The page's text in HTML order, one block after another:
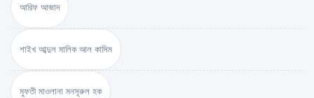
আরিফ আজাদ
শাইখ আব্দুল মালিক আল কাসিম
মুফতী মাওলানা মনসূরুল হক